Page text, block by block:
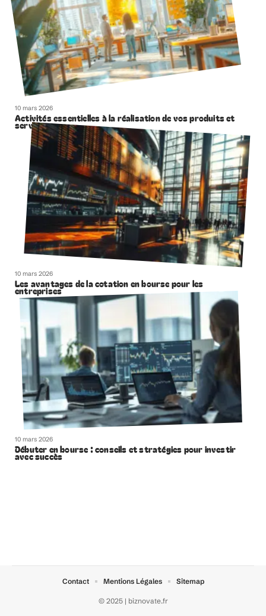
10 mars 2026
Activités essentielles à la réalisation de vos produits et
services
10 mars 2026
Les avantages de la cotation en bourse pour les
entreprises
10 mars 2026
Débuter en bourse : conseils et stratégies pour investir
avec succès
© 2025 | biznovate.fr
Contact Mentions Légales Sitemap